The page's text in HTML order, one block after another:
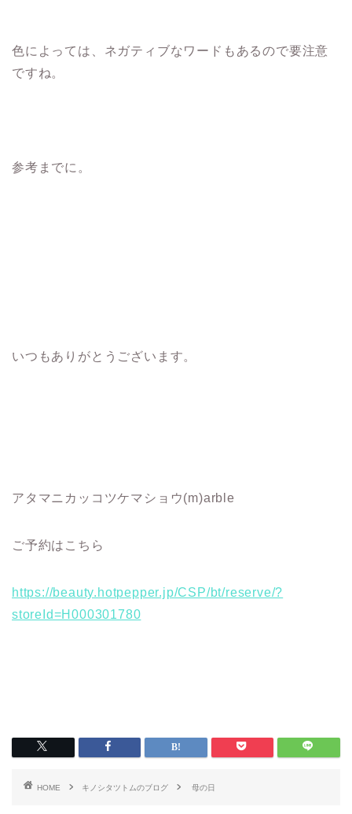
色によっては、ネガティブなワードもあるので要注意
ですね。
参考までに。
いつもありがとうございます。
アタマニカッコツケマショウ(m)arble
ご予約はこちら
https://beauty.hotpepper.jp/CSP/bt/reserve/?
storeId=H000301780
HOME キノシタツトムのブログ 母の日